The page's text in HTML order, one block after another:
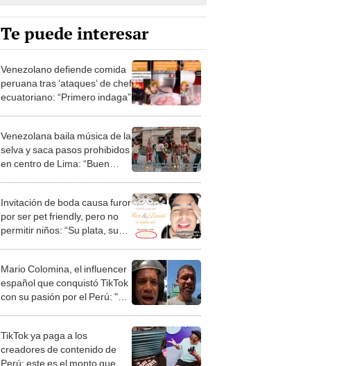
Te puede interesar
Venezolano defiende comida
peruana tras ‘ataques’ de chef
ecuatoriano: “Primero indaga”
Venezolana baila música de la
selva y saca pasos prohibidos
en centro de Lima: “Buen
Invitación de boda causa furor
por ser pet friendly, pero no
permitir niños: “Su plata, sus
Mario Colomina, el influencer
español que conquistó TikTok
con su pasión por el Perú: "Mi
TikTok ya paga a los
creadores de contenido de
Perú: este es el monto que